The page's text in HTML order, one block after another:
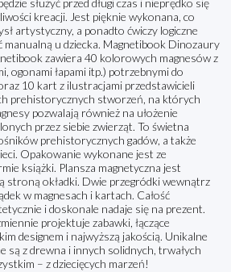
służyć przed długi czas i nieprędko się
kreacji. Jest pięknie wykonana, co
artystyczny, a ponadto ćwiczy logiczne
manualną u dziecka. Magnetibook Dinozaury
zawiera 40 kolorowych magnesów z
ogonami łapami itp.) potrzebnymi do
10 kart z ilustracjami przedstawicieli
prehistorycznych stworzeń, na których
pozwalają również na ułożenie
przez siebie zwierząt. To świetna
prehistorycznych gadów, a także
Opakowanie wykonane jest ze
książki. Plansza magnetyczna jest
stroną okładki. Dwie przegródki wewnątrz
w magnesach i kartach. Całość
i doskonale nadaje się na prezent.
projektuje zabawki, łączące
designem i najwyższą jakością. Unikalne
są z drewna i innych solidnych, trwałych
– z dziecięcych marzeń!